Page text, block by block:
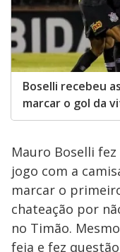
Boselli recebeu
marcar o gol da
Mauro Boselli
jogo com a
marcar o
chateação por
no Timão.
feia e fez